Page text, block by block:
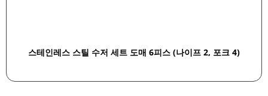
스테인레스 스틸 수저 세트 도매 6피스 (나이프 2, 포크 4)